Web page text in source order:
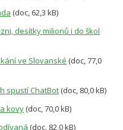
(doc, 62,3 kB)
desítky milionů i do škol
ve Slovanské (doc, 77,0
spustí ChatBot (doc, 80,0 kB)
kovy (doc, 70,0 kB)
(doc, 82,0 kB)